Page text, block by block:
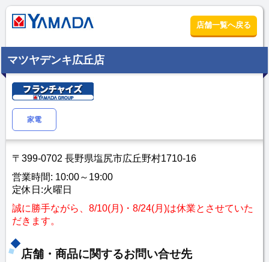
店舗一覧へ戻る
マツヤデンキ広丘店
家電
〒399-0702 長野県塩尻市広丘野村1710-16
営業時間: 10:00～19:00
定休日:火曜日
誠に勝手ながら、8/10(月)・8/24(月)は休業とさせていた
だきます。
店舗・商品に関するお問い合せ先